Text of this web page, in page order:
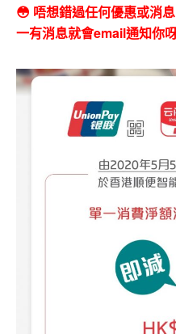
😳 唔想錯過任何優惠或消
一有消息就會email通知你